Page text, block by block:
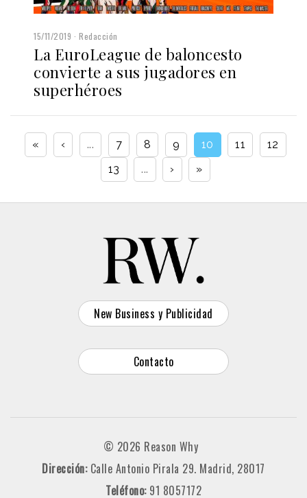
15/11/2019 Redacción
La EuroLeague de baloncesto
convierte a sus jugadores en
superhéroes
« ‹ ... 7 8 9 10 11
12
13
... › »
New Business y Publicidad
Contacto
© 2026 Reason Why
Dirección: Calle Antonio Pirala 29. Madrid, 28017
Teléfono: 91 8057172